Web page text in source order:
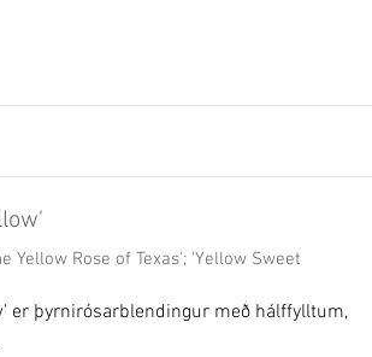
Yellow Rose of Texas'; 'Yellow Sweet
er þyrnirósarblendingur með hálffylltum,